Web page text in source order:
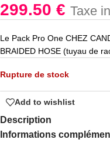
299.50 € Taxe
Le Pack Pro One CHEZ
BRAIDED HOSE (tuyau de
Rupture de stock
Add to wishlist
Description
Informations